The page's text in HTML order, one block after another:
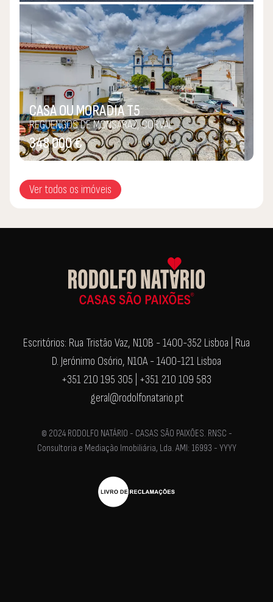
CASA OU MORADIA T5
REGUENGOS DE MONSARAZ, CORVAL
348 000 €
Ver todos os imóveis
Escritórios: Rua Tristão Vaz, N10B - 1400-352 Lisboa | Rua
D. Jerónimo Osório, N10A - 1400-121 Lisboa
+351 210 195 305 | +351 210 109 583
geral@rodolfonatario.pt
© 2024 RODOLFO NATÁRIO - CASAS SÃO PAIXÕES. RNSC -
Consultoria e Mediação Imobiliária, Lda. AMI: 16993 - YYYY